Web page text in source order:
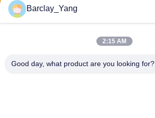
Barclay_Yang
2:15 AM
Good day, what product are you looking for?